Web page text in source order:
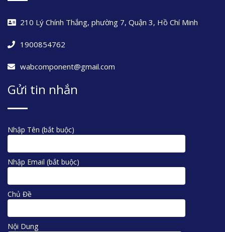
210 Lý Chính Thắng, phường 7, Quận 3, Hồ Chí Minh
1900854762
wabcomponent@gmail.com
Gửi tin nhắn
Nhập Tên (bắt buộc)
Nhập Email (bắt buộc)
Chủ Đề
Nội Dung